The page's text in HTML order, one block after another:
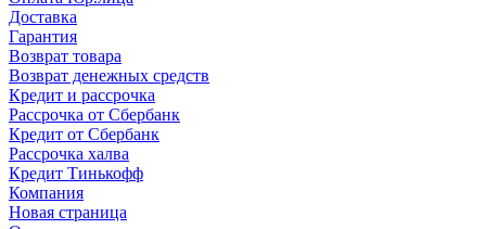
Доставка
Гарантия
Возврат товара
Возврат денежных средств
Кредит и рассрочка
Рассрочка от Сбербанк
Кредит от Сбербанк
Рассрочка халва
Кредит Тинькофф
Компания
Новая страница